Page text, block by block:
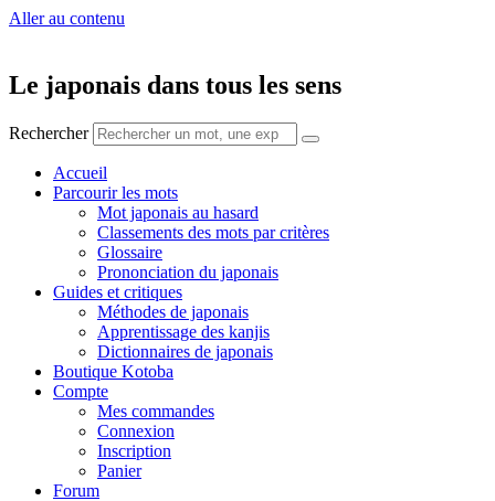
Aller au contenu
Le japonais dans tous les sens
Rechercher
Accueil
Parcourir les mots
Mot japonais au hasard
Classements des mots par critères
Glossaire
Prononciation du japonais
Guides et critiques
Méthodes de japonais
Apprentissage des kanjis
Dictionnaires de japonais
Boutique Kotoba
Compte
Mes commandes
Connexion
Inscription
Panier
Forum